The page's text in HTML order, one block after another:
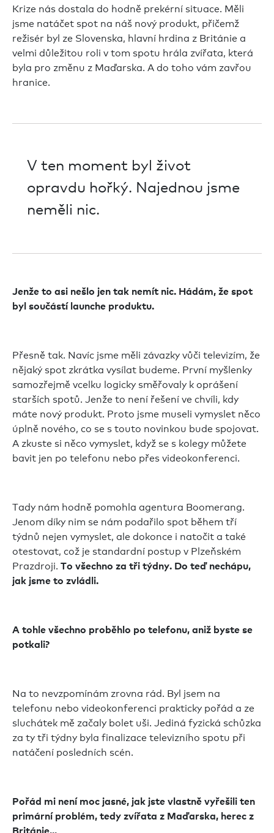
Krize nás dostala do hodně prekérní situace. Měli
jsme natáčet spot na náš nový produkt, přičemž
režisér byl ze Slovenska, hlavní hrdina z Británie a
velmi důležitou roli v tom spotu hrála zvířata, která
byla pro změnu z Maďarska. A do toho vám zavřou
hranice.
V ten moment byl život
opravdu hořký. Najednou jsme
neměli nic.
Jenže to asi nešlo jen tak nemít nic. Hádám, že spot
byl součástí launche produktu.
Přesně tak. Navíc jsme měli závazky vůči televizím, že
nějaký spot zkrátka vysílat budeme. První myšlenky
samozřejmě vcelku logicky směřovaly k oprášení
starších spotů. Jenže to není řešení ve chvíli, kdy
máte nový produkt. Proto jsme museli vymyslet něco
úplně nového, co se s touto novinkou bude spojovat.
A zkuste si něco vymyslet, když se s kolegy můžete
bavit jen po telefonu nebo přes videokonferenci.
Tady nám hodně pomohla agentura Boomerang.
Jenom díky nim se nám podařilo spot během tří
týdnů nejen vymyslet, ale dokonce i natočit a také
otestovat, což je standardní postup v Plzeňském
Prazdroji. To všechno za tři týdny. Do teď nechápu,
jak jsme to zvládli.
A tohle všechno proběhlo po telefonu, aniž byste se
potkali?
Na to nevzpomínám zrovna rád. Byl jsem na
telefonu nebo videokonferenci prakticky pořád a ze
sluchátek mě začaly bolet uši. Jediná fyzická schůzka
za ty tři týdny byla finalizace televizního spotu při
natáčení posledních scén.
Pořád mi není moc jasné, jak jste vlastně vyřešili ten
primární problém, tedy zvířata z Maďarska, herec z
Británie...